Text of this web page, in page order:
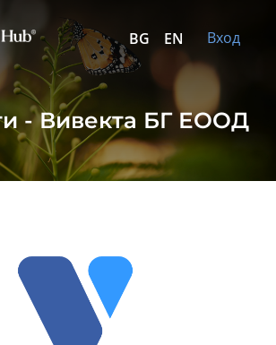
BG EN Вход
- Вивекта БГ ЕООД